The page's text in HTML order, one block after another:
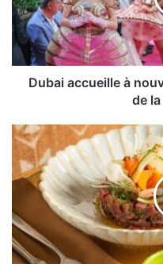
salon
du
chocolat
et
Dubai accueille à
de
Dardar
Mazel:
les
nouvelles
étoiles
de
la